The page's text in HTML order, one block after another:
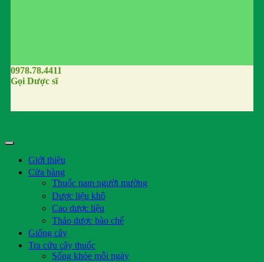
0978.78.4411
Gọi Dược sĩ
Giới thiệu
Cửa hàng
Thuốc nam người mường
Dược liệu khô
Cao dược liệu
Thảo dược bào chế
Giống cây
Tra cứu cây thuốc
Sống khỏe mỗi ngày